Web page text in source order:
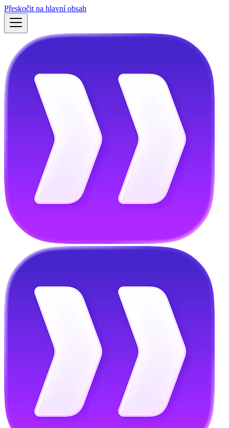
Přeskočit na hlavní obsah